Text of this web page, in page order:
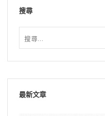
搜尋
最新文章